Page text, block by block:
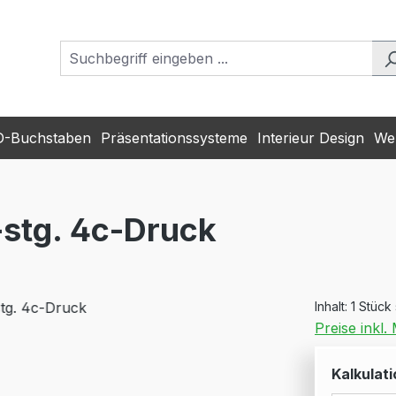
Buchstaben Präsentationssysteme Interieur Design
4c-Druck
Inhalt: 1
Preise inkl.